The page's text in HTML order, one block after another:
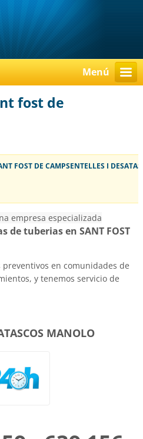
Menú
fost de
FOST DE CAMPSENTELLES I
empresa especializada
de tuberias en SANT FOST
en comunidades de
y tenemos servicio de
MANOLO